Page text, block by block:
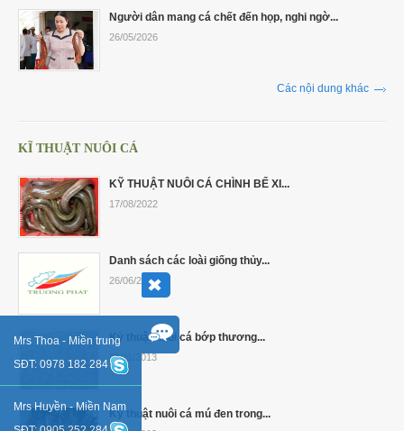
Người dân mang cá chết đến họp, nghi ngờ...
26/05/2026
Các nội dung khác
KĨ THUẬT NUÔI CÁ
KỸ THUẬT NUÔI CÁ CHÌNH BỂ XI...
17/08/2022
Danh sách các loài giống thủy...
26/06/2017
Kỷ thuật nuôi cá bớp thương...
21/11/2013
Kỷ thuật nuôi cá mú đen trong...
Mrs Thoa - Miền trung
SĐT: 0978 182 284
Mrs Huyền - Miền Nam